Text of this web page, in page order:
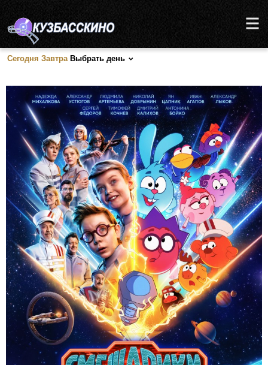
Сегодня Завтра Выбрать день